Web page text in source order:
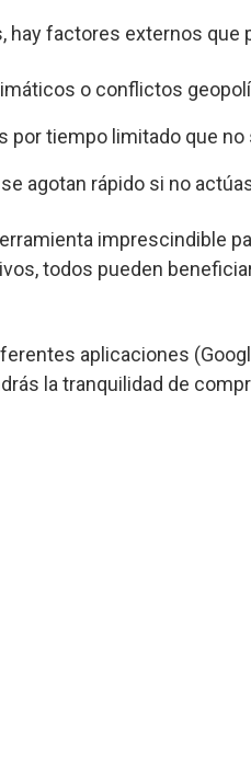
factores externos que
o conflictos
por tiempo limitado que
agotan rápido si no
imprescindible
todos pueden
aplicaciones
la tranquilidad de